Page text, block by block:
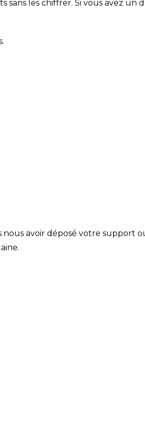
sans les chiffrer. Si vous avez
nous avoir déposé votre support